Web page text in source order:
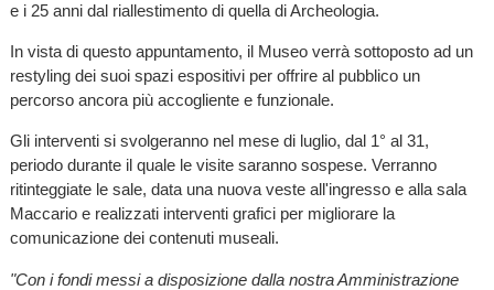
e i 25 anni dal riallestimento di quella di Archeologia.
In vista di questo appuntamento, il Museo verrà sottoposto ad un
restyling dei suoi spazi espositivi per offrire al pubblico un
percorso ancora più accogliente e funzionale.
Gli interventi si svolgeranno nel mese di luglio, dal 1° al 31,
periodo durante il quale le visite saranno sospese. Verranno
ritinteggiate le sale, data una nuova veste all'ingresso e alla sala
Maccario e realizzati interventi grafici per migliorare la
comunicazione dei contenuti museali.
"Con i fondi messi a disposizione dalla nostra Amministrazione